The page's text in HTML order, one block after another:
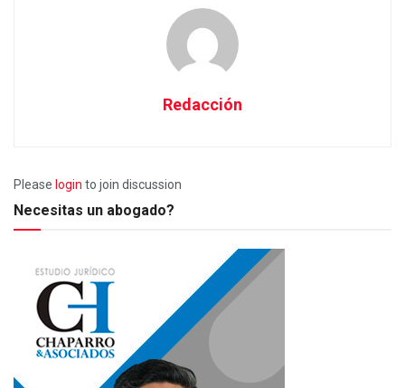
Redacción
Please login to join discussion
Necesitas un abogado?